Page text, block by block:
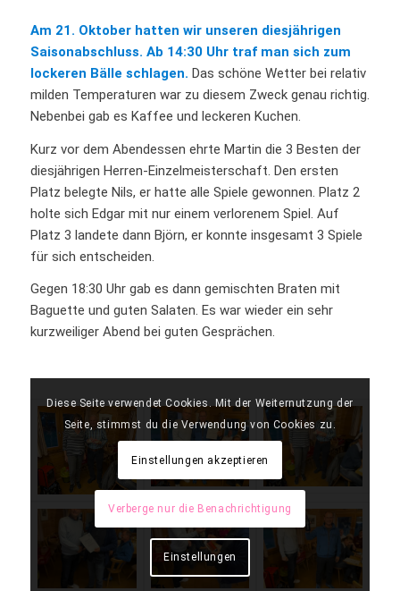
Am 21. Oktober hatten wir unseren diesjährigen
Saisonabschluss. Ab 14:30 Uhr traf man sich zum
lockeren Bälle schlagen. Das schöne Wetter bei relativ
milden Temperaturen war zu diesem Zweck genau richtig.
Nebenbei gab es Kaffee und leckeren Kuchen.
Kurz vor dem Abendessen ehrte Martin die 3 Besten der
diesjährigen Herren-Einzelmeisterschaft. Den ersten
Platz belegte Nils, er hatte alle Spiele gewonnen. Platz 2
holte sich Edgar mit nur einem verlorenem Spiel. Auf
Platz 3 landete dann Björn, er konnte insgesamt 3 Spiele
für sich entscheiden.
Gegen 18:30 Uhr gab es dann gemischten Braten mit
Baguette und guten Salaten. Es war wieder ein sehr
kurzweiliger Abend bei guten Gesprächen.
Diese Seite verwendet Cookies. Mit der Weiternutzung der
Seite, stimmst du die Verwendung von Cookies zu.
Einstellungen akzeptieren
Verberge nur die Benachrichtigung
Einstellungen